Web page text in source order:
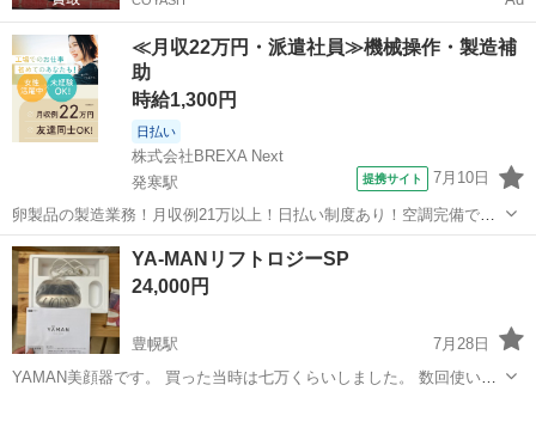
≪月収22万円・派遣社員≫機械操作・製造補
助
時給1,300円
日払い
株式会社BREXA Next
発寒駅
提携サイト 7月10日
卵製品の製造業務！月収例21万以上！日払い制度あり！空調完備で快
適作業★20代～50代までの男女活躍中！作業着無償貸与★マイカー通
勤OK＆無料駐車場完備！《北海道札幌市》 人気の工場のお仕事 ◇卵
製品の製造業務◇ 作業内...
北海道 札幌市 発寒駅 その他
YA-MANリフトロジーSP
24,000円
豊幌駅
7月28日
YAMAN美顔器です。 買った当時は七万くらいしました。 数回使いま